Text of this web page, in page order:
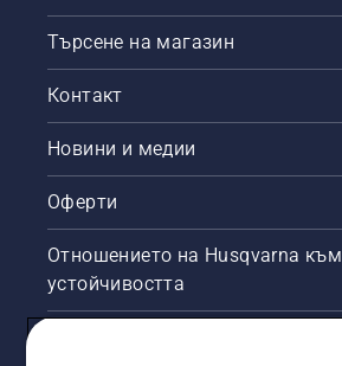
Търсене на магазин
Контакт
Новини и медии
Оферти
Отношението на Husqvarna към
устойчивостта